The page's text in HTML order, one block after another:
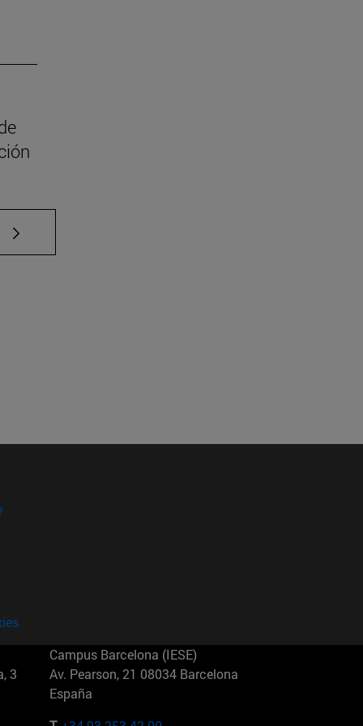
TAB para desplazarse.
3
Campus Barcelona (IESE)
Av. Pearson, 21 08034 Barcelona
España